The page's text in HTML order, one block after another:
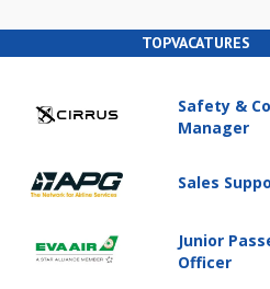
TOPVACATURES
Safety &
Manager
Sales
Junior
Officer